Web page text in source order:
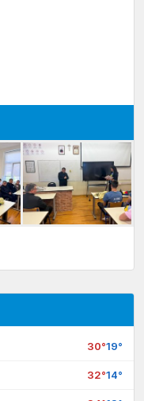
30°19°
32°14°